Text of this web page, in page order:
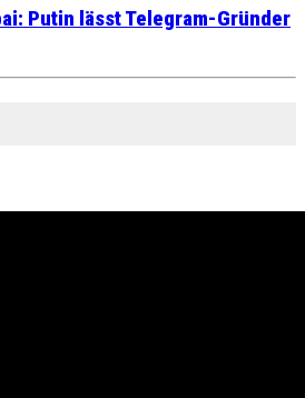
Putin lässt Telegram-Gründer